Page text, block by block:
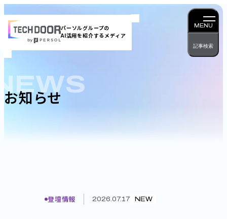
容
を
ス
プ
パーソルグループの
AI活用を紹介するメディア
MENU
記事検索
お知らせ
登壇情報 2026.07.17 NEW